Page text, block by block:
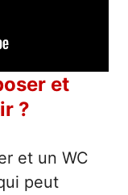
et
?
et un WC
peut